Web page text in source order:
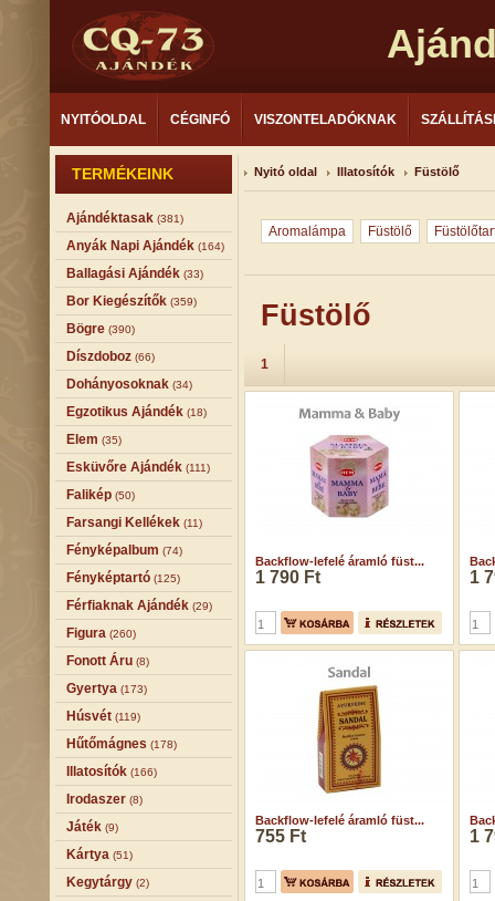
NYITÓOLDAL CÉGINFÓ VISZONTELADÓKNAK
TERMÉKEINK
Ajándéktasak (381)
Anyák Napi Ajándék (164)
Ballagási Ajándék (33)
Bor Kiegészítők (359)
Bögre (390)
Díszdoboz (66)
Dohányosoknak (34)
Egzotikus Ajándék (18)
Elem (35)
Esküvőre Ajándék (111)
Falikép (50)
Farsangi Kellékek (11)
Fényképalbum (74)
Fényképtartó (125)
Férfiaknak Ajándék (29)
Figura (260)
Fonott Áru (8)
Gyertya (173)
Húsvét (119)
Hűtőmágnes (178)
Illatosítók (166)
Irodaszer (8)
Játék (9)
Kártya (51)
Kegytárgy (2)
Nyitó oldal Illatosítók Füstölő
Aromalámpa Füstölő
Füstölő
1
Backflow-lefelé áramló füst...
1 790 Ft 1
Backflow-lefelé áramló füst...
755 Ft 1